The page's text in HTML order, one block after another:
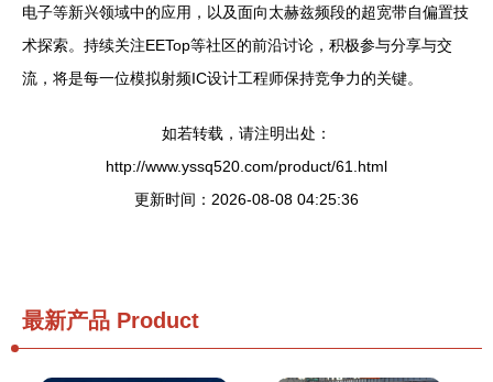
电子等新兴领域中的应用，以及面向太赫兹频段的超宽带自偏置技
术探索。持续关注EETop等社区的前沿讨论，积极参与分享与交
流，将是每一位模拟射频IC设计工程师保持竞争力的关键。
如若转载，请注明出处：
http://www.yssq520.com/product/61.html
更新时间：2026-08-08 04:25:36
最新产品 Product